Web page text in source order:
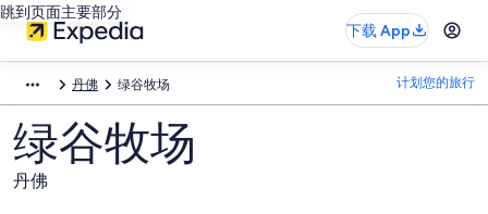
跳到页面主要部分
下载 App
丹佛 绿谷牧场 计划您的旅行
绿谷牧场
丹佛